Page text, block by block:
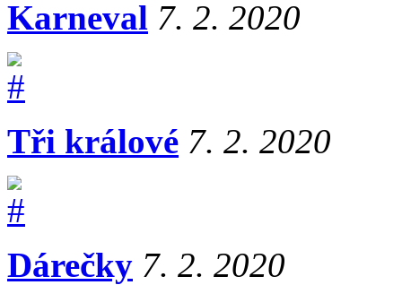
Karneval 7. 2. 2020
Tři králové 7. 2. 2020
Dárečky 7. 2. 2020